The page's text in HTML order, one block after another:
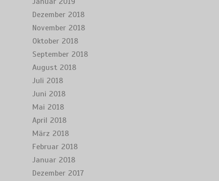
Dezember 2018
November 2018
Oktober 2018
September 2018
August 2018
Juli 2018
Juni 2018
Mai 2018
April 2018
März 2018
Februar 2018
Januar 2018
Dezember 2017